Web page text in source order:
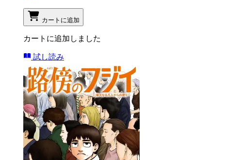
カートに追加
カートに追加しました
試し読み